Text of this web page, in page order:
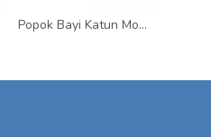
Popok Bayi Katun Momotaro Celana XL XXL Gaya Anti Bocor Grosir